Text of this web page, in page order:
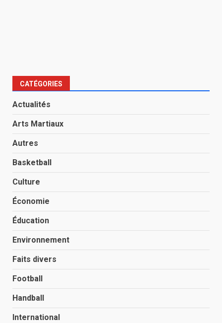
CATÉGORIES
Actualités
Arts Martiaux
Autres
Basketball
Culture
Économie
Éducation
Environnement
Faits divers
Football
Handball
International